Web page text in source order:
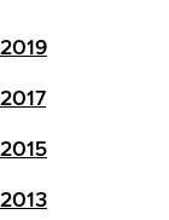
2019
2017
2015
2013